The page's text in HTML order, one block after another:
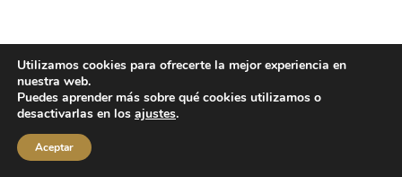
Utilizamos cookies para ofrecerte la mejor experiencia en
nuestra web.
Puedes aprender más sobre qué cookies utilizamos o
desactivarlas en los ajustes.
Aceptar